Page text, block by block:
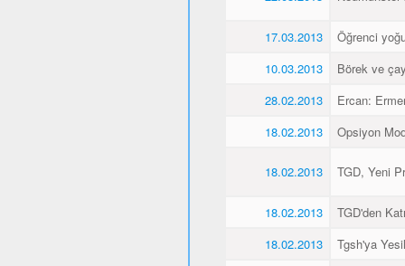
17.03.2013
Öğrenci
10.03.2013
Börek ve
28.02.2013
Ercan:
18.02.2013
Opsiyon
18.02.2013 TGD, Yeni
18.02.2013
TGD'den
18.02.2013
Tgsh'ya